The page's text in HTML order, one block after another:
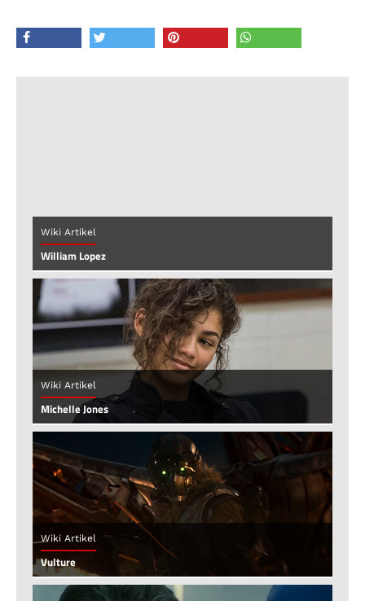
Wiki Artikel
William Lopez
Wiki Artikel
Michelle Jones
Wiki Artikel
Vulture